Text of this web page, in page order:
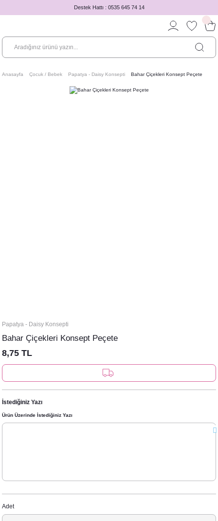
Destek Hattı : 0535 645 74 14
Anasayfa Çocuk / Bebek Papatya - Daisy Konsepti Bahar Çiçekleri Konsept Peçete
Papatya - Daisy Konsepti
Bahar Çiçekleri Konsept Peçete
8,75 TL
İstediğiniz Yazı
Ürün Üzerinde İstediğiniz Yazı
Adet